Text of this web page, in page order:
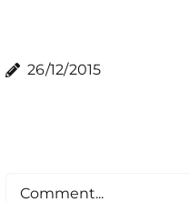
26/12/2015
Comment